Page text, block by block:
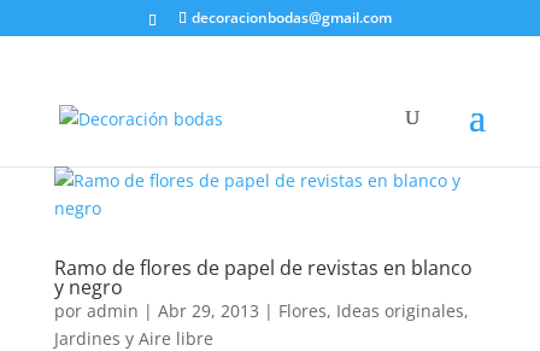
decoracionbodas@gmail.com
Ramo de flores de papel de revistas en blanco
y negro
por admin | Abr 29, 2013 | Flores, Ideas originales,
Jardines y Aire libre